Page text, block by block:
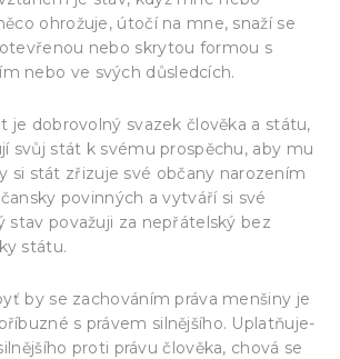
ohrožuje, útočí na mne, snaží se
nebo skrytou formou s
nebo ve svých důsledcích.
je dobrovolný svazek člověka a státu,
svůj stát k svému prospěchu, aby mu
si stát zřizuje své občany narozením
povinných a vytváří si své
stav považuji za nepřátelský bez
státu.
by se zachováním práva menšiny je
s právem silnějšího. Uplatňuje-
proti právu člověka, chová se